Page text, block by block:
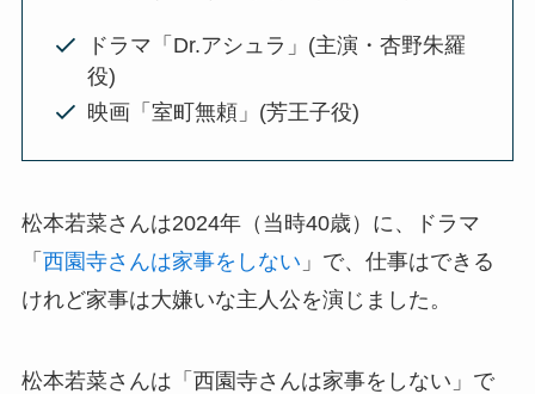
ドラマ「Dr.アシュラ」(主演・杏野朱羅
役)
映画「室町無頼」(芳王子役)
松本若菜さんは2024年（当時40歳）に、ドラマ
「 西園寺さんは家事をしない 」で、仕事はできる
けれど家事は大嫌いな主人公を演じました。
松本若菜さんは「西園寺さんは家事をしない」で